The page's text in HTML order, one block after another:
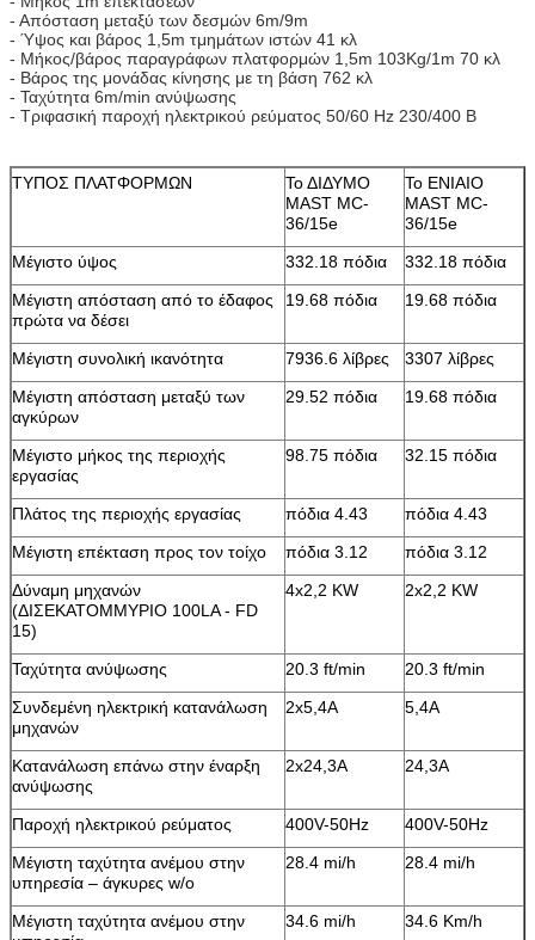
- Απόσταση μεταξύ των δεσμών 6m/9m
- Ύψος και βάρος 1,5m τμημάτων ιστών 41 κλ
- Μήκος/βάρος παραγράφων πλατφορμών 1,5m 103Kg/1m 70 κλ
- Βάρος της μονάδας κίνησης με τη βάση 762 κλ
- Ταχύτητα 6m/min ανύψωσης
- Τριφασική παροχή ηλεκτρικού ρεύματος 50/60 Hz 230/400 Β
ΤΥΠΟΣ ΠΛΑΤΦΟΡΜΩΝ
Το ΔΙΔΥΜΟ
MAST MC-
36/15e
Το ΕΝΙΑΙΟ
MAST MC-
36/15e
Μέγιστο ύψος
332.18 πόδια
332.18 πόδια
Μέγιστη απόσταση από το έδαφος
πρώτα να δέσει
19.68 πόδια 19.68 πόδια
Μέγιστη συνολική ικανότητα 7936.6 λίβρες
3307 λίβρες
Μέγιστη απόσταση μεταξύ των
αγκύρων
29.52 πόδια 19.68 πόδια
Μέγιστο μήκος της περιοχής
εργασίας
98.75 πόδια 32.15 πόδια
Πλάτος της περιοχής εργασίας πόδια 4.43
πόδια 4.43
Μέγιστη επέκταση προς τον τοίχο
πόδια 3.12
πόδια 3.12
Δύναμη μηχανών
(ΔΙΣΕΚΑΤΟΜΜΥΡΙΟ 100LA - FD
15)
4x2,2 KW 2x2,2 KW
Ταχύτητα ανύψωσης 20.3 ft/min
20.3 ft/min
Συνδεμένη ηλεκτρική κατανάλωση
μηχανών
2x5,4A 5,4A
Κατανάλωση επάνω στην έναρξη
ανύψωσης
2x24,3A 24,3A
Παροχή ηλεκτρικού ρεύματος 400V-50Hz
400V-50Hz
Μέγιστη ταχύτητα ανέμου στην
υπηρεσία – άγκυρες w/o
28.4 mi/h 28.4 mi/h
Μέγιστη ταχύτητα ανέμου στην
34.6 mi/h 34.6 Km/h